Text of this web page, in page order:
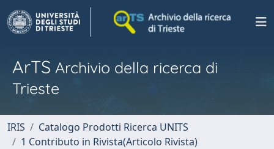
ArTS Archivio della ricerca di
Trieste
IRIS
Catalogo Prodotti Ricerca UNITS
1 Contributo in Rivista(Articolo Rivista)